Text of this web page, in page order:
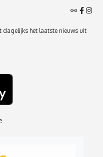
dagelijks het laatste nieuws uit